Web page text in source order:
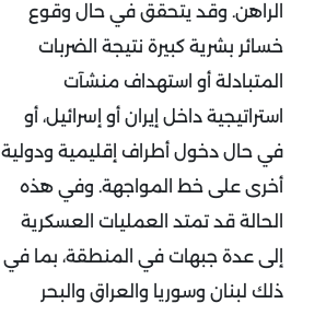
الراهن. وقد يتحقق في حال وقوع
خسائر بشرية كبيرة نتيجة الضربات
المتبادلة أو استهداف منشآت
استراتيجية داخل إيران أو إسرائيل، أو
في حال دخول أطراف إقليمية ودولية
أخرى على خط المواجهة. وفي هذه
الحالة قد تمتد العمليات العسكرية
إلى عدة جبهات في المنطقة، بما في
ذلك لبنان وسوريا والعراق والبحر